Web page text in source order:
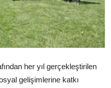
her yıl gerçekleştirilen
gelişimlerine katkı